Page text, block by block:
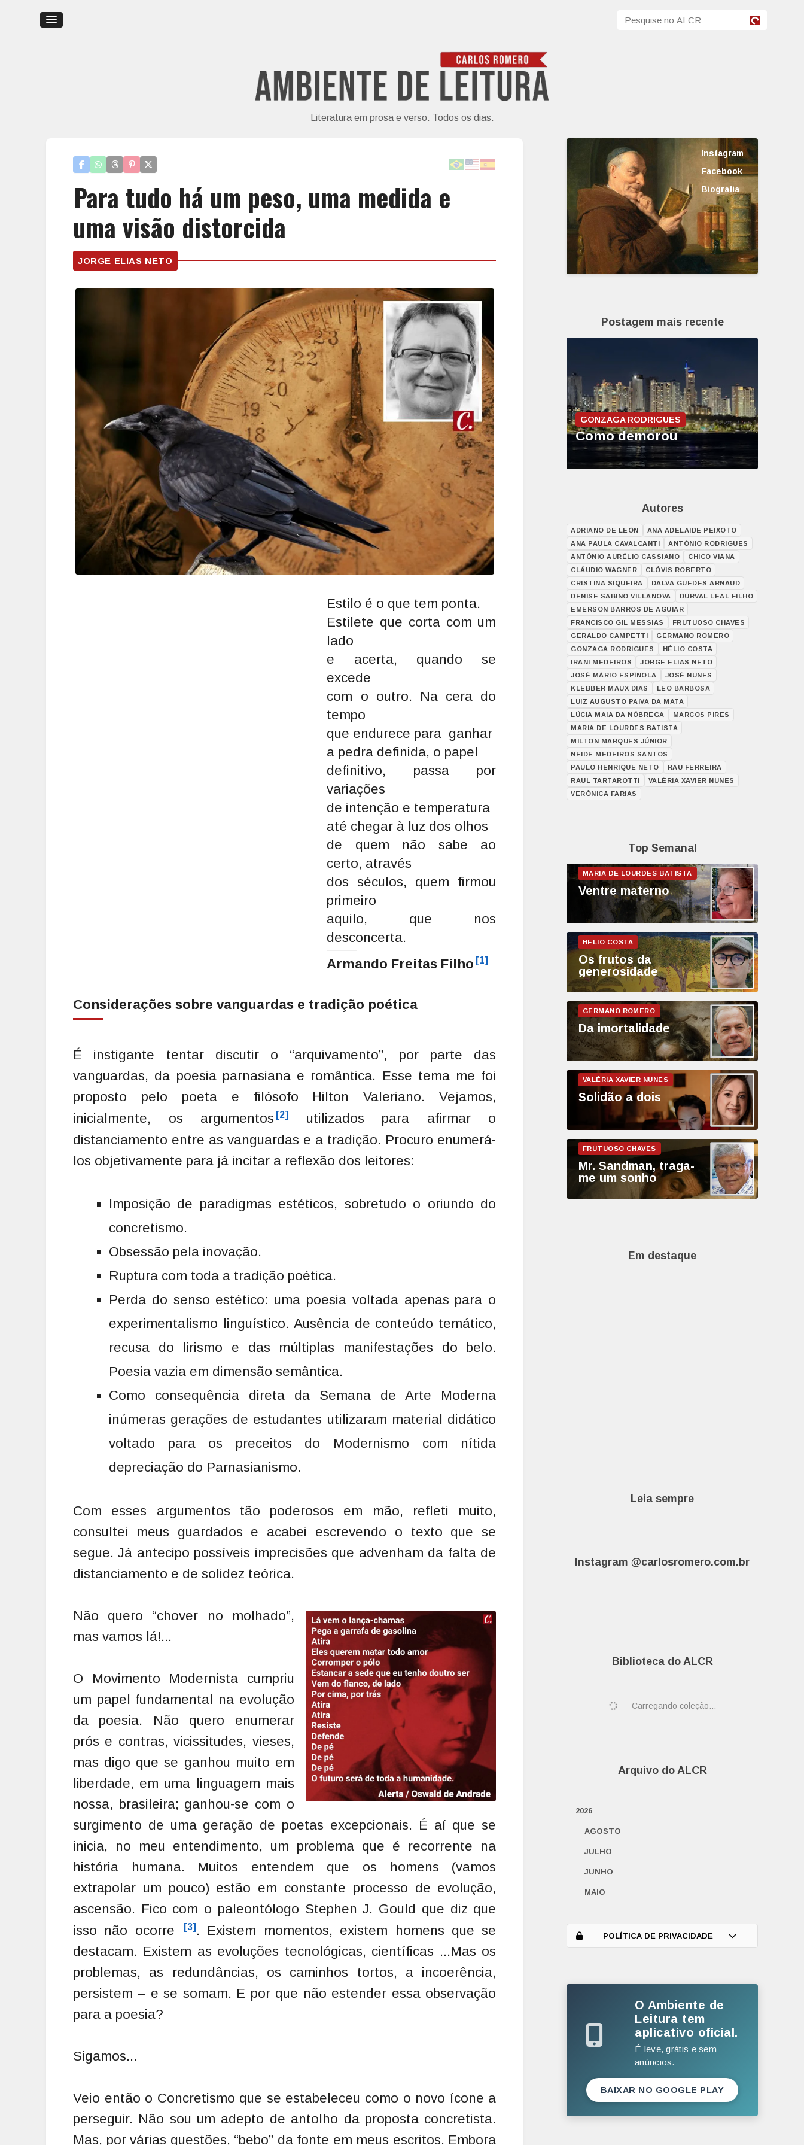
Literatura em prosa e verso. Todos os dias.
Para tudo há um peso, uma medida e
uma visão distorcida
JORGE ELIAS NETO
Estilo é o que tem ponta.
Estilete que corta com um
lado
e acerta, quando se
excede
com o outro. Na cera do
tempo
que endurece para  ganhar
a pedra definida, o papel
definitivo, passa por
variações
de intenção e temperatura
até chegar à luz dos olhos
de quem não sabe ao
certo, através
dos séculos, quem firmou
primeiro
aquilo, que nos
desconcerta.
Armando Freitas Filho [1]
Considerações sobre vanguardas e tradição poética
É instigante tentar discutir o “arquivamento”, por parte das
vanguardas, da poesia parnasiana e romântica. Esse tema me foi
proposto pelo poeta e filósofo Hilton Valeriano. Vejamos,
inicialmente, os argumentos [2]
utilizados para afirmar o
distanciamento entre as vanguardas e a tradição. Procuro enumerá-
los objetivamente para já incitar a reflexão dos leitores:
Imposição de paradigmas estéticos, sobretudo o oriundo do
concretismo.
Obsessão pela inovação.
Ruptura com toda a tradição poética.
Perda do senso estético: uma poesia voltada apenas para o
experimentalismo linguístico. Ausência de conteúdo temático,
recusa do lirismo e das múltiplas manifestações do belo.
Poesia vazia em dimensão semântica.
Como consequência direta da Semana de Arte Moderna
inúmeras gerações de estudantes utilizaram material didático
voltado para os preceitos do Modernismo com nítida
depreciação do Parnasianismo.
Com esses argumentos tão poderosos em mão, refleti muito,
consultei meus guardados e acabei escrevendo o texto que se
segue. Já antecipo possíveis imprecisões que advenham da falta de
distanciamento e de solidez teórica.
Não quero “chover no molhado”,
mas vamos lá!...
O Movimento Modernista cumpriu
um papel fundamental na evolução
da poesia. Não quero enumerar
prós e contras, vicissitudes, vieses,
mas digo que se ganhou muito em
liberdade, em uma linguagem mais
nossa, brasileira; ganhou-se com o
surgimento de uma geração de poetas excepcionais. É aí que se
inicia, no meu entendimento, um problema que é recorrente na
história humana. Muitos entendem que os homens (vamos
extrapolar um pouco) estão em constante processo de evolução,
ascensão. Fico com o paleontólogo Stephen J. Gould que diz que
isso não ocorre
[3] . Existem momentos, existem homens que se
destacam. Existem as evoluções tecnológicas, científicas ...Mas os
problemas, as redundâncias, os caminhos tortos, a incoerência,
persistem – e se somam. E por que não estender essa observação
para a poesia?
Sigamos...
Veio então o Concretismo que se estabeleceu como o novo ícone a
perseguir. Não sou um adepto de antolho da proposta concretista.
Mas, por várias questões, “bebo” da fonte em meus escritos. Embora
Instagram
Facebook
Biografia
Postagem mais recente
GONZAGA RODRIGUES
Como demorou
Autores
ADRIANO DE LEÓN
ANA ADELAIDE PEIXOTO
ANA PAULA CAVALCANTI
ANTÓNIO RODRIGUES
ANTÔNIO AURÉLIO CASSIANO
CHICO VIANA
CLÁUDIO WAGNER
CLÓVIS ROBERTO
CRISTINA SIQUEIRA
DALVA GUEDES ARNAUD
DENISE SABINO VILLANOVA
DURVAL LEAL FILHO
EMERSON BARROS DE AGUIAR
FRANCISCO GIL MESSIAS
FRUTUOSO CHAVES
GERALDO CAMPETTI
GERMANO ROMERO
GONZAGA RODRIGUES
HÉLIO COSTA
IRANI MEDEIROS
JORGE ELIAS NETO
JOSÉ MÁRIO ESPÍNOLA
JOSÉ NUNES
KLEBBER MAUX DIAS
LEO BARBOSA
LUIZ AUGUSTO PAIVA DA MATA
LÚCIA MAIA DA NÓBREGA
MARCOS PIRES
MARIA DE LOURDES BATISTA
MILTON MARQUES JÚNIOR
NEIDE MEDEIROS SANTOS
PAULO HENRIQUE NETO
RAU FERREIRA
RAUL TARTAROTTI
VALÉRIA XAVIER NUNES
VERÔNICA FARIAS
Top Semanal
Ventre materno
Os frutos da
generosidade
Da imortalidade
Solidão a dois
Mr. Sandman, traga-
me um sonho
Em destaque
Leia sempre
Instagram @carlosromero.com.br
Biblioteca do ALCR
Carregando coleção...
Arquivo do ALCR
2026
AGOSTO
JULHO
JUNHO
MAIO
MARÇO
DEZEMBRO
NOVEMBRO
SETEMBRO
POLÍTICA DE PRIVACIDADE
O Ambiente de
Leitura tem
aplicativo oficial.
É leve, grátis e sem
anúncios.
BAIXAR NO GOOGLE PLAY